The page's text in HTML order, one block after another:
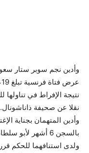
وأدين نجم سوبر ستار
نقلا عن صحيفة ذاناشونال.
وأدين المتهمان بجناية
بالسجن 6 أشهر
ولدى استنافهما للحكم